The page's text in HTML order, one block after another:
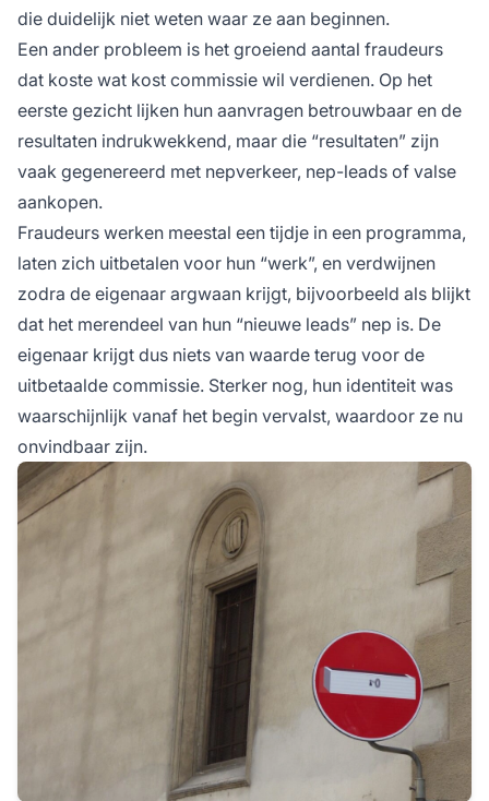
die duidelijk niet weten waar ze aan beginnen.
Een ander probleem is het groeiend aantal fraudeurs
dat koste wat kost commissie wil verdienen. Op het
eerste gezicht lijken hun aanvragen betrouwbaar en de
resultaten indrukwekkend, maar die “resultaten” zijn
vaak gegenereerd met nepverkeer, nep-leads of valse
aankopen.
Fraudeurs werken meestal een tijdje in een programma,
laten zich uitbetalen voor hun “werk”, en verdwijnen
zodra de eigenaar argwaan krijgt, bijvoorbeeld als blijkt
dat het merendeel van hun “nieuwe leads” nep is. De
eigenaar krijgt dus niets van waarde terug voor de
uitbetaalde commissie. Sterker nog, hun identiteit was
waarschijnlijk vanaf het begin vervalst, waardoor ze nu
onvindbaar zijn.